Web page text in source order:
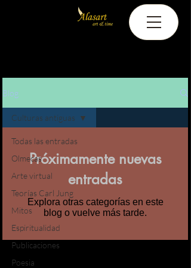
Blog
Todas las entradas
Olmecas
Arte virtual
Teorías Carl Jung
Mitos
Espiritualidad
Publicaciones
Poesia
Culturas antiguas
Próximamente nuevas
entradas
Explora otras categorías en este
blog o vuelve más tarde.